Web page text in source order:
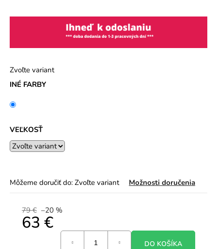
INÉ FARBY
VEĽKOSŤ
Môžeme doručiť do: Zvoľte variant Možnosti doručenia
Zvoľte variant
79 € –20 %
63 €
DO KOŠÍKA